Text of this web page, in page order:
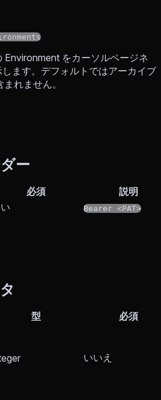
Environment をカーソルページネ
ます。デフォルトではアーカイブ
れません。
ー
必須 説明
Bearer <PAT>
型 必須
いいえ